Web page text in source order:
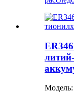
Модель: